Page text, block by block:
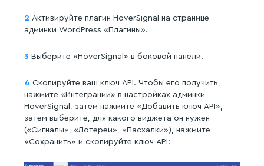
2 Активируйте плагин HoverSignal на странице
админки WordPress «Плагины».
3 Выберите «HoverSignal» в боковой панели.
4 Скопируйте ваш ключ API. Чтобы его получить,
нажмите «Интеграции» в настройках админки
HoverSignal, затем нажмите «Добавить ключ API»,
затем выберите, для какого виджета он нужен
(«Сигналы», «Лотереи», «Пасхалки»), нажмите
«Сохранить» и скопируйте ключ API: